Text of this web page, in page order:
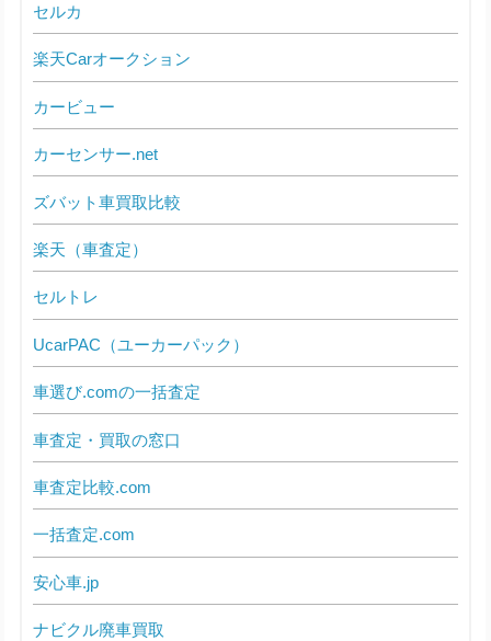
セルカ
楽天Carオークション
カービュー
カーセンサー.net
ズバット車買取比較
楽天（車査定）
セルトレ
UcarPAC（ユーカーパック）
車選び.comの一括査定
車査定・買取の窓口
車査定比較.com
一括査定.com
安心車.jp
ナビクル廃車買取